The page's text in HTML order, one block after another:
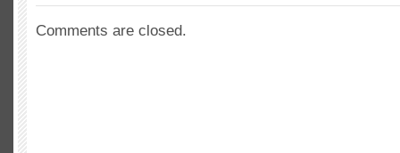
Comments are closed.